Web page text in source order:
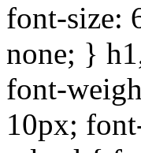
font-size:
none; }
font-
10px;